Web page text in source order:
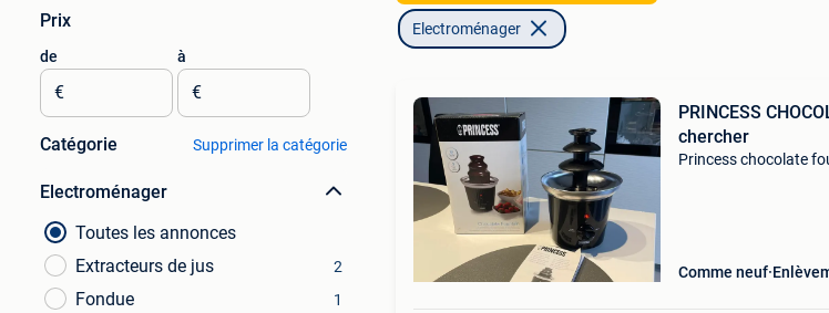
Prix
de
€
à
€
Catégorie Supprimer la catégorie
Electroménager
Toutes les annonces
Extracteurs de jus
2
Fondue 1
Electroménager
PRINCESS
chercher
Princess chocolate
Comme neuf